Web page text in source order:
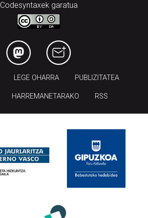
Codesyntaxek garatua
LEGE OHARRA PUBLIZITATEA
HARREMANETARAKO RSS